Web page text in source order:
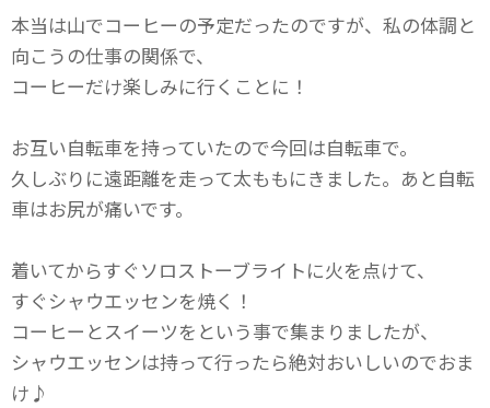
本当は山でコーヒーの予定だったのですが、私の体調と
向こうの仕事の関係で、
コーヒーだけ楽しみに行くことに！
お互い自転車を持っていたので今回は自転車で。
久しぶりに遠距離を走って太ももにきました。あと自転
車はお尻が痛いです。
着いてからすぐソロストーブライトに火を点けて、
すぐシャウエッセンを焼く！
コーヒーとスイーツをという事で集まりましたが、
シャウエッセンは持って行ったら絶対おいしいのでおま
け♪